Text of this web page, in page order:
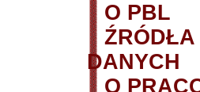
O PBL
ŹRÓDŁA
DANYCH
O